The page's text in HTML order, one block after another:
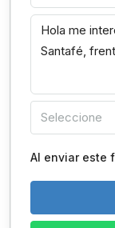
Seleccione
Al enviar este